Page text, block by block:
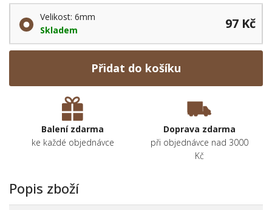
Velikost: 6mm
Skladem
97 Kč
Přidat do košíku
Balení zdarma
ke každé objednávce
Doprava zdarma
při objednávce nad 3000
Kč
Popis zboží